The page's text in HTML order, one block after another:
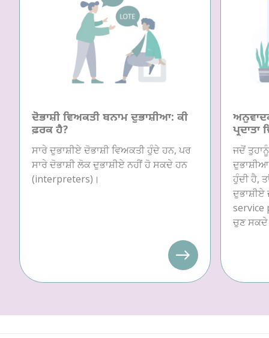
ਦੋਭਾਸ਼ੀ ਵਿਅਕਤੀ ਬਨਾਮ ਦੁਭਾਸ਼ੀਆ: ਕੀ
ਫ਼ਰਕ ਹੈ?
ਸਾਰੇ ਦੁਭਾਸ਼ੀਏ ਦੋਭਾਸ਼ੀ ਵਿਅਕਤੀ ਹੁੰਦੇ ਹਨ, ਪਰ
ਸਾਰੇ ਦੋਭਾਸ਼ੀ ਲੋਕ ਦੁਭਾਸ਼ੀਏ ਨਹੀਂ ਹੋ ਸਕਦੇ ਹਨ
(interpreters)।
ਜਦੋਂ
ਹੁੰਦੀ ਹੈ,
ਦੁਭਾਸ਼ੀਏ
service
ਚੁਣ